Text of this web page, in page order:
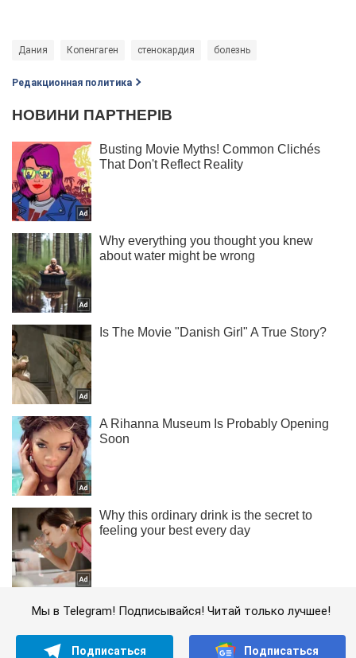
Дания Копенгаген стенокардия болезнь
Редакционная политика
Мы в Telegram! Подписывайся! Читай только лучшее!
Подписаться Подписаться